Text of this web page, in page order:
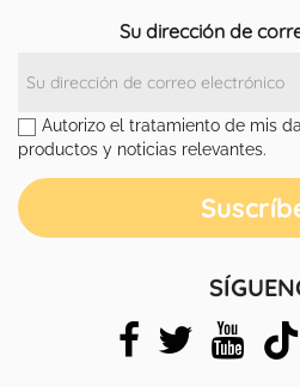
Su dirección de
Autorizo el tratamiento de mis
productos y noticias relevantes.